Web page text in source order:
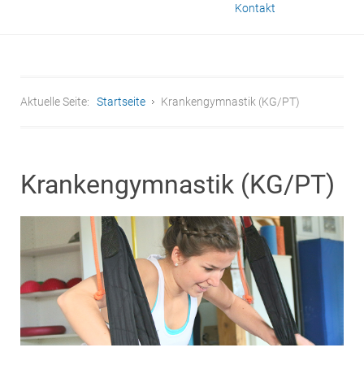
Kontakt
Aktuelle Seite: Startseite Krankengymnastik (KG/PT)
Krankengymnastik (KG/PT)